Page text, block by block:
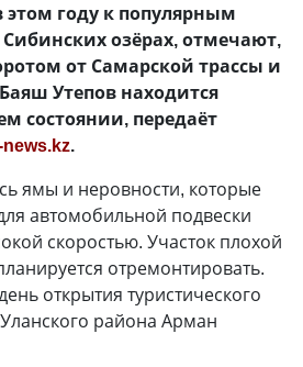
этом году к популярным
озёрах, отмечают,
от Самарской трассы и
Утепов находится
состоянии, передаёт
.
ямы и неровности, которые
автомобильной подвески
скоростью. Участок плохой
отремонтировать.
открытия туристического
района Арман